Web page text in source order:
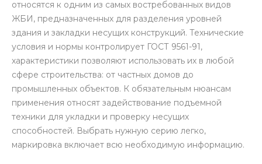
относятся к одним из самых востребованных видов
ЖБИ, предназначенных для разделения уровней
здания и закладки несущих конструкций. Технические
условия и нормы контролирует ГОСТ 9561-91,
характеристики позволяют использовать их в любой
сфере строительства: от частных домов до
промышленных объектов. К обязательным нюансам
применения относят задействование подъемной
техники для укладки и проверку несущих
способностей. Выбрать нужную серию легко,
маркировка включает всю необходимую информацию.